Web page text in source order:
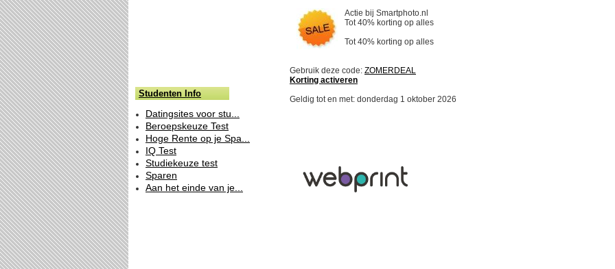
Studenten Info
Datingsites voor stu...
Beroepskeuze Test
Hoge Rente op je Spa...
IQ Test
Studiekeuze test
Sparen
Aan het einde van je...
Actie bij Smartphoto.nl
Tot 40% korting op alles
Tot 40% korting op alles
Gebruik deze code: ZOMERDEAL
Korting activeren
Geldig tot en met: donderdag 1 oktober 2026